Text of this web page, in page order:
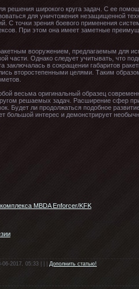
решения широкого круга задач. С ее
для уничтожения незащищенной
С точки зрения боевого применения
При этом она имеет заметные
вооружением, предлагаемым для
части. Однако следует учитывать, что
заключалась в сокращении габаритов
второстепенными целями. Таким
весьма оригинальный образец
решаемых задач. Расширение сфер
Будет ли продолжаться подобное
большой интерес и демонстрирует
MBDA Enforcer/KFK
06-2017, 05:33 | | | Дополнить статью!